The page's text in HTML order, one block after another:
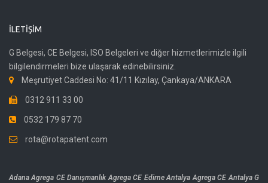
İLETIŞIM
G Belgesi, CE Belgesi, ISO Belgeleri ve diğer hizmetlerimizle ilgili
bilgilendirmeleri bize ulaşarak edinebilirsiniz.
Meşrutiyet Caddesi No: 41/11 Kızılay, Çankaya/ANKARA
0312 911 33 00
0532 179 87 70
rota@rotapatent.com
Adana Agrega CE Danışmanlık Agrega CE Edirne Antalya Agrega CE Antalya G